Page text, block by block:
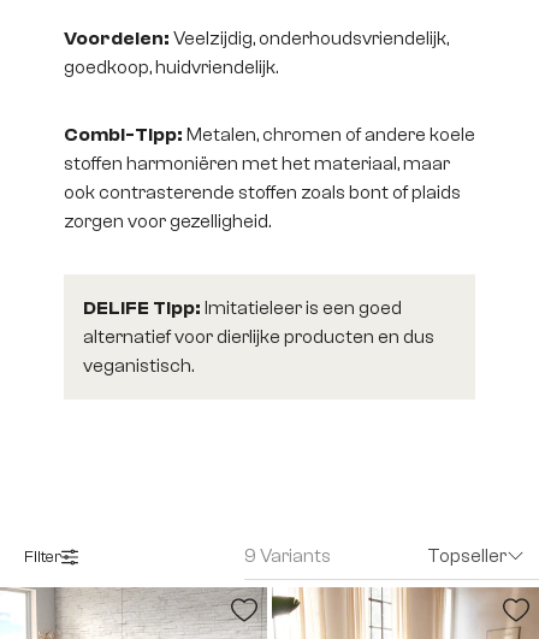
Voordelen: Veelzijdig, onderhoudsvriendelijk,
goedkoop, huidvriendelijk.
Combi-Tipp: Metalen, chromen of andere koele
stoffen harmoniëren met het materiaal, maar
ook contrasterende stoffen zoals bont of plaids
zorgen voor gezelligheid.
DELIFE Tipp: Imitatieleer is een goed
alternatief voor dierlijke producten en dus
veganistisch.
Filter 9 Variants Topseller